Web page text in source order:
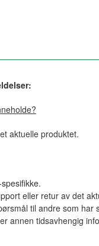
aktuelle produktet.
eller retur av det
til andre som
annen tidsavhengig